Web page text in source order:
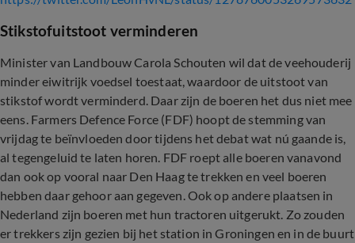
Stikstofuitstoot verminderen
Minister van Landbouw Carola Schouten wil dat de veehouderij
minder eiwitrijk voedsel toestaat, waardoor de uitstoot van
stikstof wordt verminderd. Daar zijn de boeren het dus niet mee
eens. Farmers Defence Force (FDF) hoopt de stemming van
vrijdag te beïnvloeden door tijdens het debat wat nú gaande is,
al tegengeluid te laten horen. FDF roept alle boeren vanavond
dan ook op vooral naar Den Haag te trekken en veel boeren
hebben daar gehoor aan gegeven. Ook op andere plaatsen in
Nederland zijn boeren met hun tractoren uitgerukt. Zo zouden
er trekkers zijn gezien bij het station in Groningen en in de buurt